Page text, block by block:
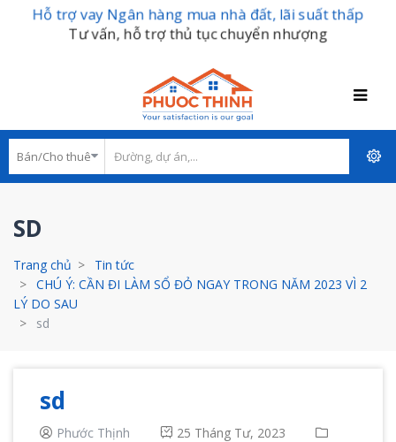
Hỗ trợ vay Ngân hàng mua nhà đất, lãi suất thấp
Tư vấn, hỗ trợ thủ tục chuyển nhượng
SD
Trang chủ
Tin tức
CHÚ Ý: CẦN ĐI LÀM SỔ ĐỎ NGAY TRONG NĂM 2023 VÌ 2
LÝ DO SAU
sd
sd
Phước Thịnh
25 Tháng Tư, 2023